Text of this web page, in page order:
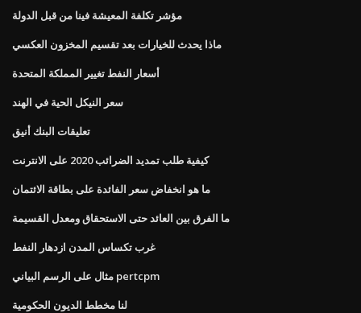
مؤشر تكلفة المعيشة فينا من قبل الدولة
ماذا يحدث للخيارات بعد تقسيم المخزون العكسي
أسعار النفط تغيير المملكة المتحدة
سعر النيكل الحية في الهند
تعليقات البنك أنيق
كيفية طلب تمديد الضرائب 2020 على الانترنت
ما هو انخفاض سعر الفائدة على بطاقة الائتمان
ما الفرق بين العائد حتى الاستحقاق ومعدل القسيمة
غرب تكساس المدن ازدهار النفط
مثال على الرسم البياني pertcpm
لنا مخطط الديون الحكومية